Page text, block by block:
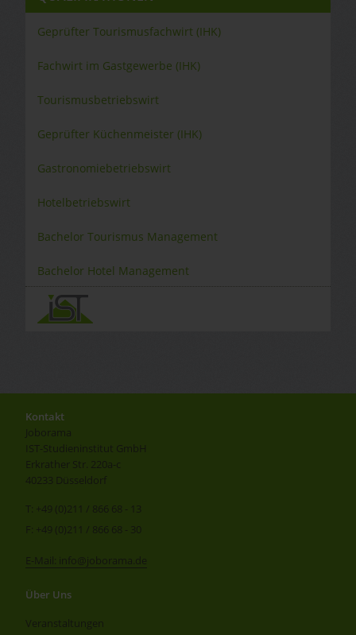
Geprüfter Tourismusfachwirt (IHK)
Fachwirt im Gastgewerbe (IHK)
Tourismusbetriebswirt
Geprüfter Küchenmeister (IHK)
Gastronomiebetriebswirt
Hotelbetriebswirt
Bachelor Tourismus Management
Bachelor Hotel Management
Kontakt
Joborama
IST-Studieninstitut GmbH
Erkrather Str. 220a-c
40233 Düsseldorf
T: +49 (0)211 / 866 68 - 13
F: +49 (0)211 / 866 68 - 30
E-Mail: info@joborama.de
Über Uns
Veranstaltungen